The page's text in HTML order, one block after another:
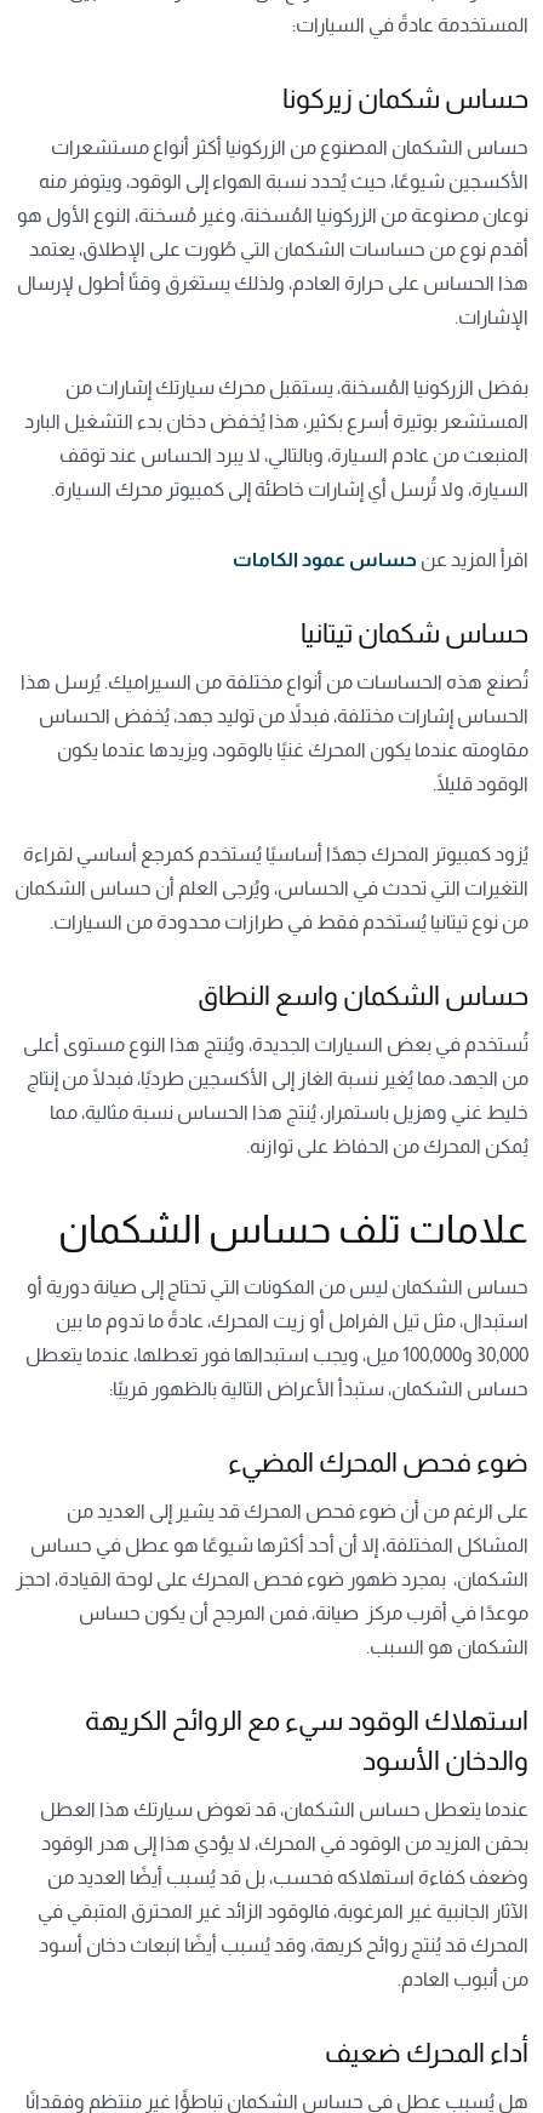
المستخدمة عادةً في السيارات:
حساس شكمان زيركونا
حساس الشكمان المصنوع من الزركونيا أكثر أنواع مستشعرات
الأكسجين شيوعًا، حيث يُحدد نسبة الهواء إلى الوقود، ويتوفر منه
نوعان مصنوعة من الزركونيا المُسخنة، وغير مُسخنة، النوع الأول هو
أقدم نوع من حساسات الشكمان التي طُورت على الإطلاق، يعتمد
هذا الحساس على حرارة العادم، ولذلك يستغرق وقتًا أطول لإرسال
الإشارات.
بفضل الزركونيا المُسخنة، يستقبل محرك سيارتك إشارات من
المستشعر بوتيرة أسرع بكثير، هذا يُخفض دخان بدء التشغيل البارد
المنبعث من عادم السيارة، وبالتالي، لا يبرد الحساس عند توقف
السيارة، ولا تُرسل أي إشارات خاطئة إلى كمبيوتر محرك السيارة.
اقرأ المزيد عن حساس عمود الكامات
حساس شكمان تيتانيا
تُصنع هذه الحساسات من أنواع مختلفة من السيراميك. يُرسل هذا
الحساس إشارات مختلفة، فبدلاً من توليد جهد، يُخفض الحساس
مقاومته عندما يكون المحرك غنيًا بالوقود، ويزيدها عندما يكون
الوقود قليلًا.
يُزود ​​كمبيوتر المحرك جهدًا أساسيًا يُستخدم كمرجع أساسي لقراءة
التغيرات التي تحدث في الحساس، ويُرجى العلم أن حساس الشكمان
من نوع تيتانيا يُستخدم فقط في طرازات محدودة من السيارات.
حساس الشكمان واسع النطاق
تُستخدم في بعض السيارات الجديدة، ويُنتج هذا النوع مستوى أعلى
من الجهد، مما يُغير نسبة الغاز إلى الأكسجين طرديًا، فبدلًا من إنتاج
خليط غني وهزيل باستمرار، يُنتج هذا الحساس نسبة مثالية، مما
يُمكن المحرك من الحفاظ على توازنه.
علامات تلف حساس الشكمان
حساس الشكمان ليس من المكونات التي تحتاج إلى صيانة دورية أو
استبدال، مثل تيل الفرامل أو زيت المحرك، عادةً ما تدوم ما بين
30,000 و100,000 ميل، ويجب استبدالها فور تعطلها، عندما يتعطل
حساس الشكمان، ستبدأ الأعراض التالية بالظهور قريبًا:
ضوء فحص المحرك المضيء
على الرغم من أن ضوء فحص المحرك قد يشير إلى العديد من
المشاكل المختلفة، إلا أن أحد أكثرها شيوعًا هو عطل في حساس
الشكمان، بمجرد ظهور ضوء فحص المحرك على لوحة القيادة، احجز
موعدًا في أقرب مركز صيانة، فمن المرجح أن يكون حساس
الشكمان هو السبب.
استهلاك الوقود سيء مع الروائح الكريهة
والدخان الأسود
عندما يتعطل حساس الشكمان، قد تعوض سيارتك هذا العطل
بحقن المزيد من الوقود في المحرك، لا يؤدي هذا إلى هدر الوقود
وضعف كفاءة استهلاكه فحسب، بل قد يُسبب أيضًا العديد من
الآثار الجانبية غير المرغوبة، فالوقود الزائد غير المحترق المتبقي في
المحرك قد يُنتج روائح كريهة، وقد يُسبب أيضًا انبعاث دخان أسود
من أنبوب العادم.
أداء المحرك ضعيف
هل يُسبب عطل في حساس الشكمان تباطؤًا غير منتظم وفقدانًا